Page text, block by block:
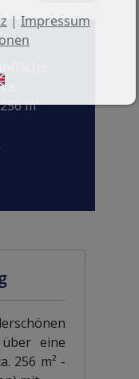
ca.:
m²
eine
256 m² -
| Impressum